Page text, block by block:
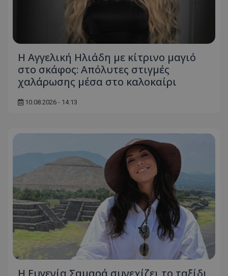
Η Αγγελική Ηλιάδη με κίτρινο μαγιό
στο σκάφος: Απόλυτες στιγμές
χαλάρωσης μέσα στο καλοκαίρι
10.08.2026 - 14:13